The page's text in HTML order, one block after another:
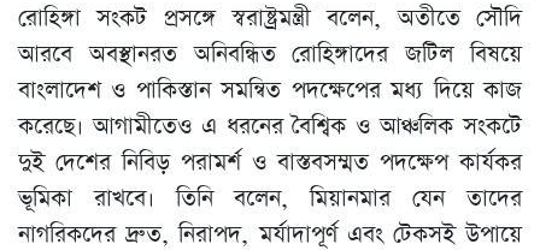
রোহিঙ্গা সংকট প্রসঙ্গে স্বরাষ্ট্রমন্ত্রী বলেন, অতীতে সৌদি
আরবে অবস্থানরত অনিবন্ধিত রোহিঙ্গাদের জটিল বিষয়ে
বাংলাদেশ ও পাকিস্তান সমন্বিত পদক্ষেপের মধ্য দিয়ে কাজ
করেছে। আগামীতেও এ ধরনের বৈশ্বিক ও আঞ্চলিক সংকটে
দুই দেশের নিবিড় পরামর্শ ও বাস্তবসম্মত পদক্ষেপ কার্যকর
ভূমিকা রাখবে। তিনি বলেন, মিয়ানমার যেন তাদের
নাগরিকদের দ্রুত, নিরাপদ, মর্যাদাপূর্ণ এবং টেকসই উপায়ে